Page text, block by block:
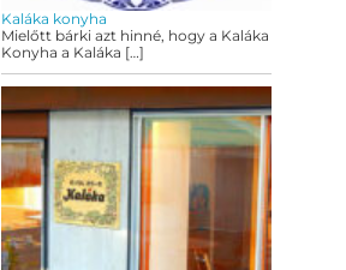
Kaláka konyha
Mielőtt bárki azt hinné, hogy a Kaláka
Konyha a Kaláka […]